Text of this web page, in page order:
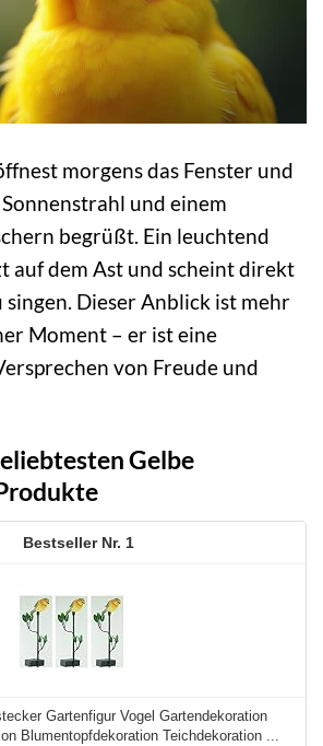
morgens das Fenster und
und einem
begrüßt. Ein leuchtend
auf dem Ast und scheint direkt
singen. Dieser Anblick ist mehr
Moment – er ist eine
von Freude und
Gelbe
1
Gartenfigur Vogel Gartendekoration
Blumentopfdekoration Teichdekoration ...